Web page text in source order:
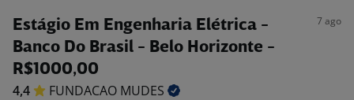
Estágio Em Engenharia Elétrica -
Banco Do Brasil - Belo Horizonte -
R$1000,00
7 ago
4,4 FUNDACAO MUDES